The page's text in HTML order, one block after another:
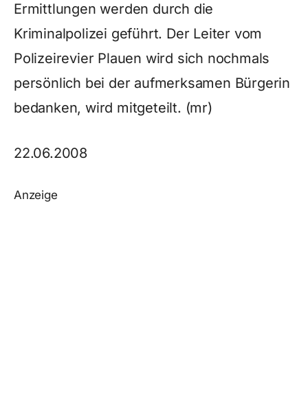
Ermittlungen werden durch die
Kriminalpolizei geführt. Der Leiter vom
Polizeirevier Plauen wird sich nochmals
persönlich bei der aufmerksamen Bürgerin
bedanken, wird mitgeteilt. (mr)
22.06.2008
Anzeige